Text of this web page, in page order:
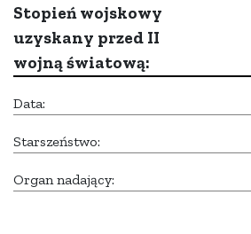
Stopień wojskowy
uzyskany przed II
wojną światową:
Data:
Starszeństwo:
Organ nadający: